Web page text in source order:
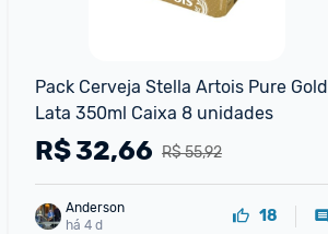
Pack Cerveja Stella Artois Pure Gold
Lata 350ml Caixa 8 unidades
R$ 55,92
R$32,66
Anderson
há 4 d
18